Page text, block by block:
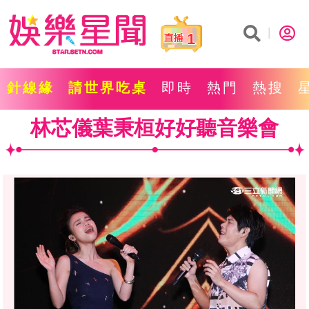
1
針線緣 請世界吃桌 即時 熱門 熱搜
林芯儀葉秉桓好好聽音樂會